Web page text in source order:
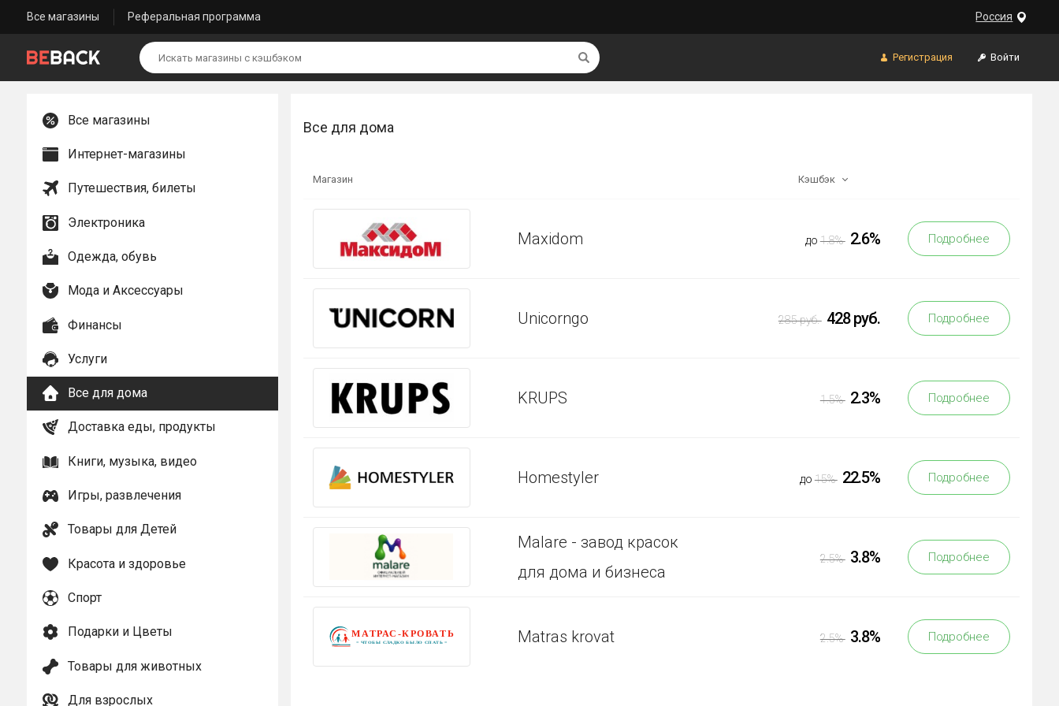
Россия
Все магазины Реферальная программа
Найти
Регистрация Войти
Все для дома
Магазин Кэшбэк
Maxidom до1.8% 2.6% Подробнее
Unicorngo 285 руб. 428 руб. Подробнее
KRUPS 1.5% 2.3% Подробнее
Homestyler до15% 22.5% Подробнее
Malare - завод красок
для дома и бизнеса
2.5% 3.8% Подробнее
Matras krovat 2.5% 3.8% Подробнее
Все магазины
Интернет-магазины
Путешествия, билеты
Электроника
Одежда, обувь
Мода и Аксессуары
Финансы
Услуги
Все для дома
Доставка еды, продукты
Книги, музыка, видео
Игры, развлечения
Товары для Детей
Красота и здоровье
Спорт
Подарки и Цветы
Товары для животных
Для взрослых